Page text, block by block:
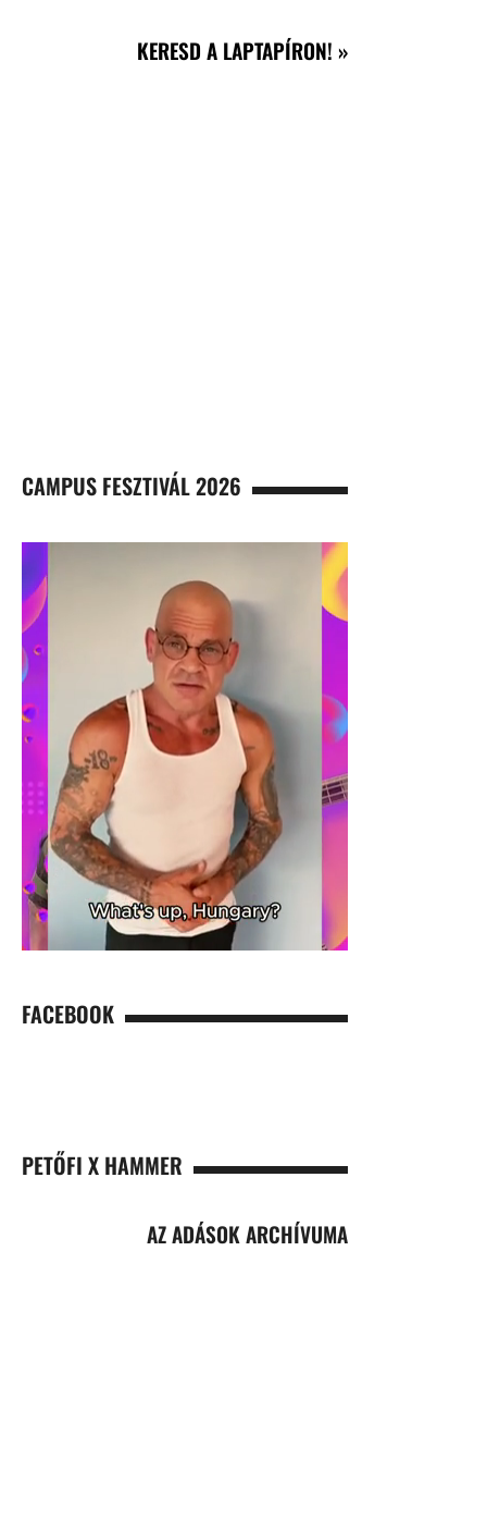
KERESD A LAPTAPÍRON! »
CAMPUS FESZTIVÁL 2026
FACEBOOK
PETŐFI X HAMMER
AZ ADÁSOK ARCHÍVUMA